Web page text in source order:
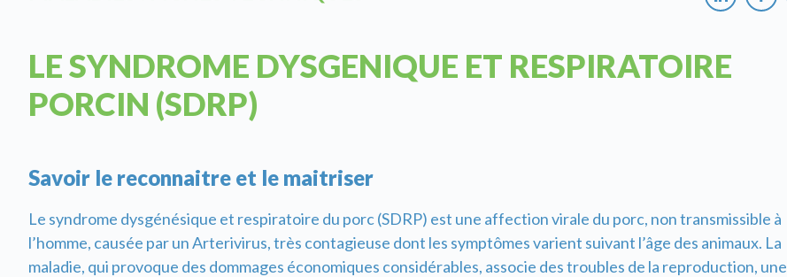
LE SYNDROME DYSGENIQUE ET RESPIRATOIRE
PORCIN (SDRP)
Savoir le reconnaitre et le maitriser
Le syndrome dysgénésique et respiratoire du porc (SDRP) est une affection virale du porc, non transmissible à
l’homme, causée par un Arterivirus, très contagieuse dont les symptômes varient suivant l’âge des animaux. La
maladie, qui provoque des dommages économiques considérables, associe des troubles de la reproduction, une